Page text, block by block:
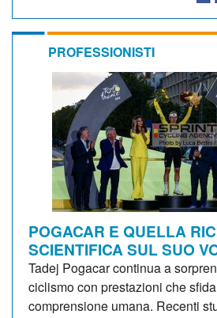
PROFESSIONISTI
POGACAR E QUELLA
SCIENTIFICA SUL SUO
Tadej Pogacar continua a
ciclismo con prestazioni che
comprensione umana. Recenti